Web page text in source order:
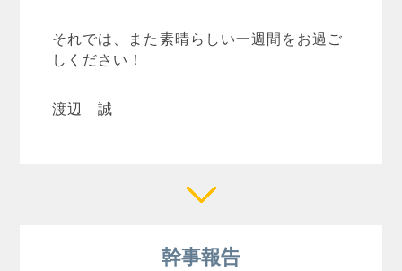
それでは、また素晴らしい一週間をお過ご
しください！
渡辺 誠
幹事報告